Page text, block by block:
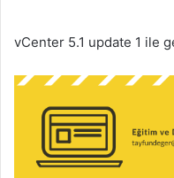
vCenter 5.1 update 1 ile